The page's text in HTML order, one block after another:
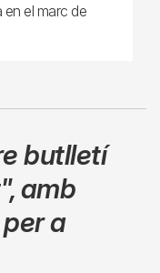
el marc de
butlletí
,amb
a